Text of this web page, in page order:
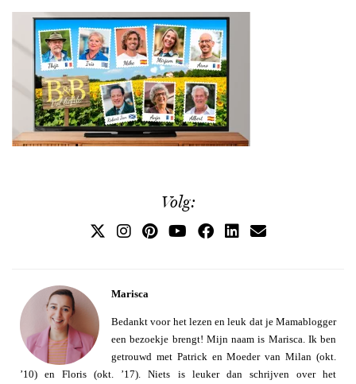
Volg:
Marisca
Bedankt voor het lezen en leuk dat je Mamablogger
een bezoekje brengt! Mijn naam is Marisca. Ik ben
getrouwd met Patrick en Moeder van Milan (okt.
’10) en Floris (okt. ’17). Niets is leuker dan schrijven over het